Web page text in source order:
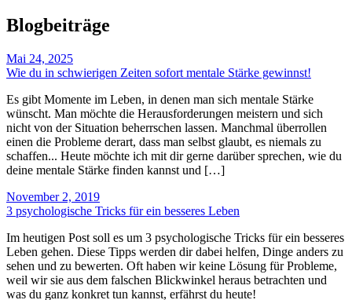
Blogbeiträge
Mai 24, 2025
Wie du in schwierigen Zeiten sofort mentale Stärke gewinnst!
Es gibt Momente im Leben, in denen man sich mentale Stärke
wünscht. Man möchte die Herausforderungen meistern und sich
nicht von der Situation beherrschen lassen. Manchmal überrollen
einen die Probleme derart, dass man selbst glaubt, es niemals zu
schaffen... Heute möchte ich mit dir gerne darüber sprechen, wie du
deine mentale Stärke finden kannst und […]
November 2, 2019
3 psychologische Tricks für ein besseres Leben
Im heutigen Post soll es um 3 psychologische Tricks für ein besseres
Leben gehen. Diese Tipps werden dir dabei helfen, Dinge anders zu
sehen und zu bewerten. Oft haben wir keine Lösung für Probleme,
weil wir sie aus dem falschen Blickwinkel heraus betrachten und
was du ganz konkret tun kannst, erfährst du heute!